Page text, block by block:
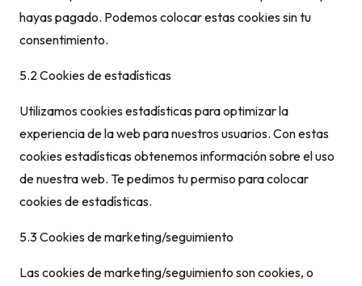
hayas pagado. Podemos colocar estas cookies sin tu
consentimiento.
5.2 Cookies de estadísticas
Utilizamos cookies estadísticas para optimizar la
experiencia de la web para nuestros usuarios. Con estas
cookies estadísticas obtenemos información sobre el uso
de nuestra web. Te pedimos tu permiso para colocar
cookies de estadísticas.
5.3 Cookies de marketing/seguimiento
Las cookies de marketing/seguimiento son cookies, o